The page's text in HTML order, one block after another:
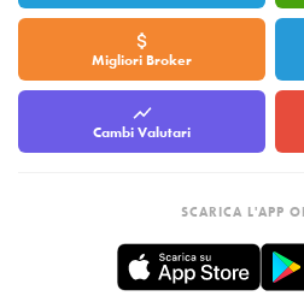
Migliori Broker
Cambi Valutari
SCARICA L'APP